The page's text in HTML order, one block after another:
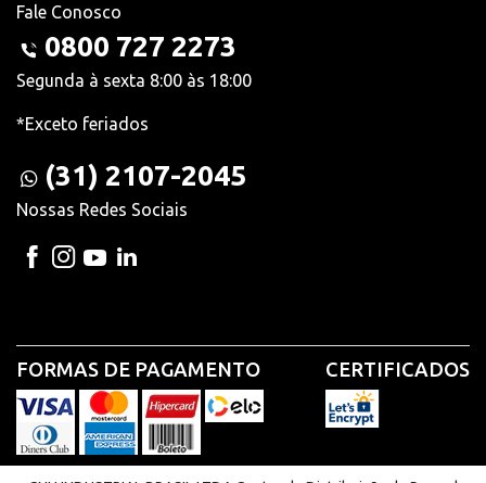
Fale Conosco
0800 727 2273
Segunda à sexta 8:00 às 18:00
*Exceto feriados
(31) 2107-2045
Nossas Redes Sociais
FORMAS DE PAGAMENTO CERTIFICADOS